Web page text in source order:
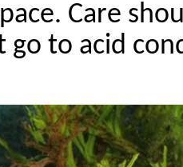
Care
go to acid